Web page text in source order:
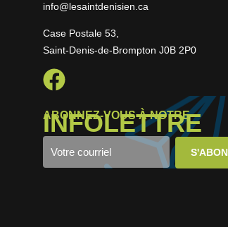
info@lesaintdenisien.ca
Case Postale 53,
Saint-Denis-de-Brompton J0B 2P0
ABONNEZ-VOUS À NOTRE
INFOLETTRE